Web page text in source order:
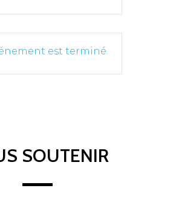
est terminé.
SOUTENIR